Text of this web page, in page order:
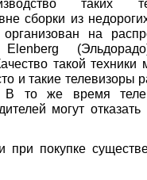
таких
сборки из
на
такой техники
и такие телевизоры
В то же время
могут
при покупке